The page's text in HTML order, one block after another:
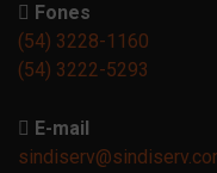
Fones
(54) 3228-1160
(54) 3222-5293
E-mail